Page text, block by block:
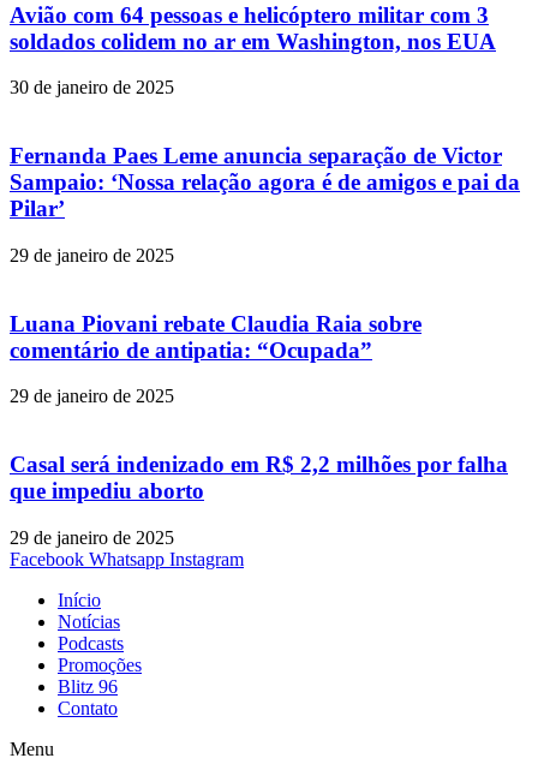
Avião com 64 pessoas e helicóptero militar com 3
soldados colidem no ar em Washington, nos EUA
30 de janeiro de 2025
Fernanda Paes Leme anuncia separação de Victor
Sampaio: ‘Nossa relação agora é de amigos e pai da
Pilar’
29 de janeiro de 2025
Luana Piovani rebate Claudia Raia sobre
comentário de antipatia: “Ocupada”
29 de janeiro de 2025
Casal será indenizado em R$ 2,2 milhões por falha
que impediu aborto
29 de janeiro de 2025
Facebook Whatsapp Instagram
Início
Notícias
Podcasts
Promoções
Blitz 96
Contato
Menu